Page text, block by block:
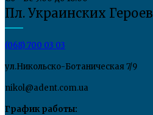
Пл. Украинских Героев
(068) 700 03 03
ул.Никольско-Ботаническая 7/9
nikol@adent.com.ua
График работы: